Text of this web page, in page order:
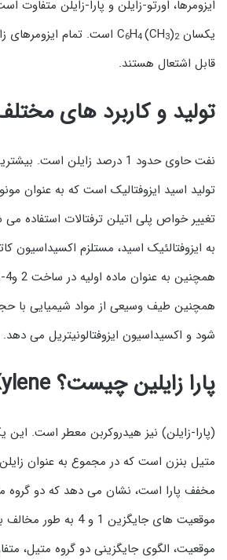
ایزومرها، اورتو-زایلن و پارا-زایلن
یکسان C
6H4(CH3)2
است. تمام ایزومرهای
قابل اشتعال هستند.
تولید و کاربرد های
نفت حاوی حدود 1 درصد زایلن است.
تولید اسید ایزوفتالیک است که به عنوان
تغییر خواص پلی اتیلن ترفتالات استفاده می
به ایزوفتالئیک اسید، مستلزم اکسیداسیون
همچنین طیف وسیعی از مواد شیمیایی با
شود و اکسیداسیون ایزوفتالونیتریل می دهد.
پارا زایلین چیست؟
(پارا-زایلن) نیز هیدروکربن معطر است. این
مخفف پارا است، نشان می دهد که دو گروه
موقعیت های جایگزین 1 و
موقعیت، الگوی جایگزینی دو گروه متیل،